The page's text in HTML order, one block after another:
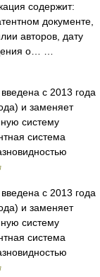
содержит:
документе,
авторов, дату
о… …
с 2013 года
и заменяет
систему
система
с 2013 года
и заменяет
систему
система